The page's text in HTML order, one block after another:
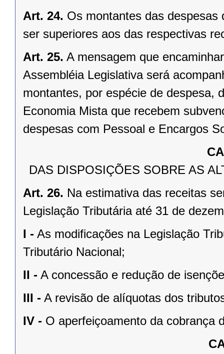
Art. 24. Os montantes das despesas
ser superiores aos das respectivas
Art. 25. A mensagem que
Assembléia Legislativa será
montantes, por espécie de despesa,
Economia Mista que recebem
despesas com Pessoal e Encargos
DAS DISPOSIÇÕES SOBRE AS
Art. 26. Na estimativa das receitas
Legislação Tributária até 31 de
I - As modificações na Legislação
Tributário Nacional;
II - A concessão e redução de
III - A revisão de alíquotas dos
IV - O aperfeiçoamento da cobrança